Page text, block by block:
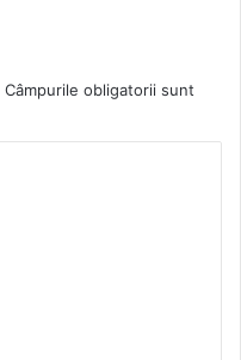
Câmpurile obligatorii sunt